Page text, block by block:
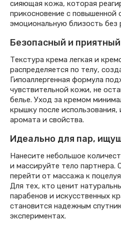
сияющая кожа, которая
прикосновение с повышенной
эмоциональную близость без
Безопасный и
Текстура крема легкая и
распределяется по телу,
Гипоаллергенная формула
чувствительной кожи, не
белье. Уход за кремом
крышку после
аромата и свойства.
Идеально для пар,
Нанесите небольшое
и массируйте тело партнера.
перейти от массажа к
Для тех, кто ценит
парабенов и искусственных
становится надежным
экспериментах.